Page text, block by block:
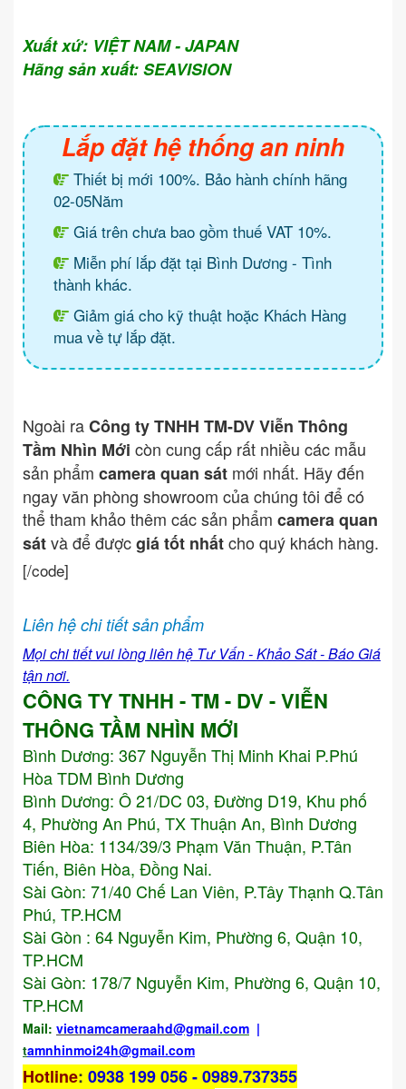
Xuất xứ: VIỆT NAM - JAPAN
Hãng sản xuất: SEAVISION
Lắp đặt hệ thống an ninh
Thiết bị mới 100%. Bảo hành chính hãng
02-05Năm
Giá trên chưa bao gồm thuế VAT 10%.
Miễn phí lắp đặt tại Bình Dương - Tình
thành khác.
Giảm giá cho kỹ thuật hoặc Khách Hàng
mua về tự lắp đặt.
Ngoài raCông ty TNHH TM-DV Viễn Thông
Tầm Nhìn Mới còn cung cấp rất nhiều các mẫu
sản phẩm camera quan sát mới nhất. Hãy đến
ngay văn phòng showroom của chúng tôi để có
thể tham khảo thêm các sản phẩm camera quan
sátvà để đượcgiá tốt nhấtcho quý khách hàng.
[/code]
Liên hệ chi tiết sản phẩm
Mọi chi tiết vui lòng liên hệ Tư Vấn - Khảo Sát - Báo Giá
tận nơi.
CÔNG TY TNHH - TM - DV - VIỄN
THÔNG TẦM NHÌN MỚI
Bình Dương: 367 Nguyễn Thị Minh Khai P.Phú
Hòa TDM Bình Dương
Bình Dương: Ô 21/DC 03, Đường D19, Khu phố
4, Phường An Phú, TX Thuận An, Bình Dương
Biên Hòa: 1134/39/3 Phạm Văn Thuận, P.Tân
Tiến, Biên Hòa, Đồng Nai.
Sài Gòn: 71/40 Chế Lan Viên, P.Tây Thạnh Q.Tân
Phú, TP.HCM
Sài Gòn : 64 Nguyễn Kim, Phường 6, Quận 10,
TP.HCM
Sài Gòn: 178/7 Nguyễn Kim, Phường 6, Quận 10,
TP.HCM
Mail: vietnamcameraahd@gmail.com |
tamnhinmoi24h@gmail.com
Hotline: 0938 199 056 - 0989.737355